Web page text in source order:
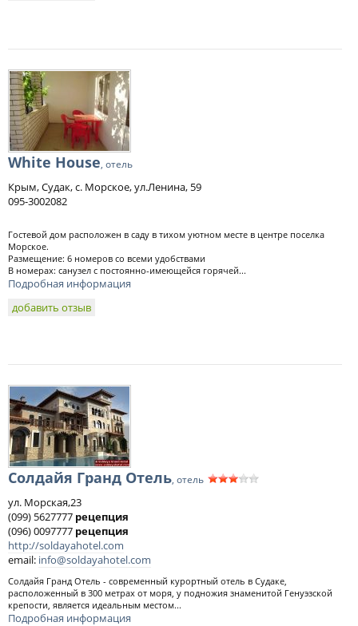
White House, отель
Крым, Судак, с. Морское, ул.Ленина, 59
095-3002082
Гостевой дом расположен в саду в тихом уютном месте в центре поселка
Морское.
Размещение: 6 номеров со всеми удобствами
В номерах: санузел с постоянно-имеющейся горячей...
Подробная информация
добавить отзыв
Солдайя Гранд Отель, отель
ул. Морская,23
(099) 5627777 рецепция
(096) 0097777 рецепция
http://soldayahotel.com
email: info@soldayahotel.com
Солдайя Гранд Отель - современный курортный отель в Судаке,
расположенный в 300 метрах от моря, у подножия знаменитой Генуэзской
крепости, является идеальным местом...
Подробная информация